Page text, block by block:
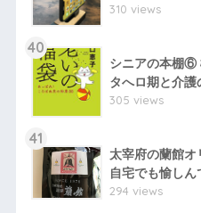
310 views
40
シニアの本棚⑥
タへロ期と介護
305 views
41
太宰府の蘭館
自宅でも愉しん
294 views